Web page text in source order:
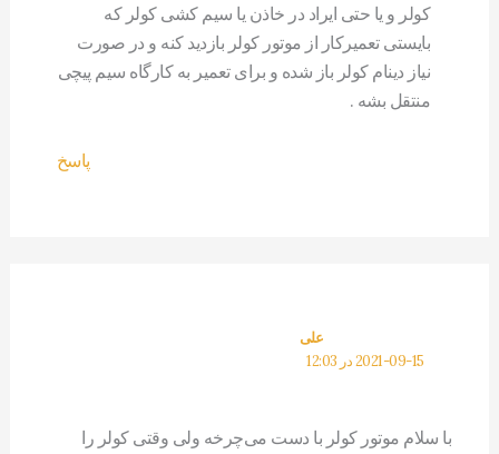
کولر و یا حتی ایراد در خاذن یا سیم کشی کولر که
بایستی تعمیرکار از موتور کولر بازدید کنه و در صورت
نیاز دینام کولر باز شده و برای تعمیر به کارگاه سیم پیچی
منتقل بشه .
پاسخ
علی
2021-09-15 در 12:03
با سلام موتور کولر با دست می‌چرخه ولی وقتی کولر را